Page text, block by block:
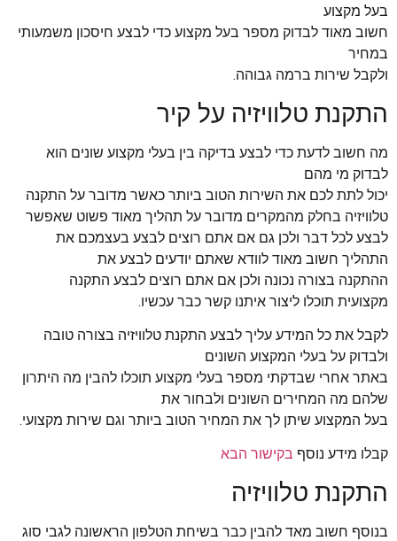
בעל מקצוע
חשוב מאוד לבדוק מספר בעל מקצוע כדי לבצע חיסכון משמעותי
במחיר
ולקבל שירות ברמה גבוהה.
התקנת טלוויזיה על קיר
מה חשוב לדעת כדי לבצע בדיקה בין בעלי מקצוע שונים הוא
לבדוק מי מהם
יכול לתת לכם את השירות הטוב ביותר כאשר מדובר על התקנה
טלוויזיה בחלק מהמקרים מדובר על תהליך מאוד פשוט שאפשר
לבצע לכל דבר ולכן גם אם אתם רוצים לבצע בעצמכם את
התהליך חשוב מאוד לוודא שאתם יודעים לבצע את
ההתקנה בצורה נכונה ולכן אם אתם רוצים לבצע התקנה
מקצועית תוכלו ליצור איתנו קשר כבר עכשיו.
לקבל את כל המידע עליך לבצע התקנת טלוויזיה בצורה טובה
ולבדוק על בעלי המקצוע השונים
באתר אחרי שבדקתי מספר בעלי מקצוע תוכלו להבין מה היתרון
שלהם מה המחירים השונים ולבחור את
בעל המקצוע שיתן לך את המחיר הטוב ביותר וגם שירות מקצועי.
קבלו מידע נוסף בקישור הבא
התקנת טלוויזיה
בנוסף חשוב מאד להבין כבר בשיחת הטלפון הראשונה לגבי סוג